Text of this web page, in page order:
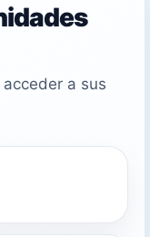
a sus